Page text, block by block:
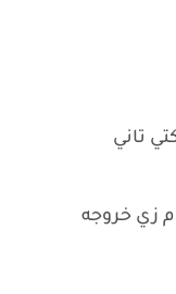
تاني
زي خروجه